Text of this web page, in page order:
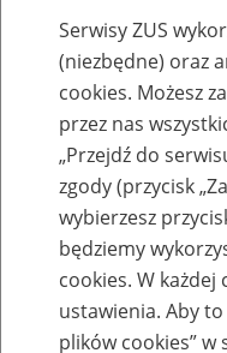
Szkolenia
Zaproś ZUS do
Serwisy ZUS
(niezbędne) oraz
cookies. Możesz
przez nas
„Przejdź do
zgody (przycisk
wybierzesz
będziemy
cookies. W każdej
ustawienia. Aby
plików cookies” w